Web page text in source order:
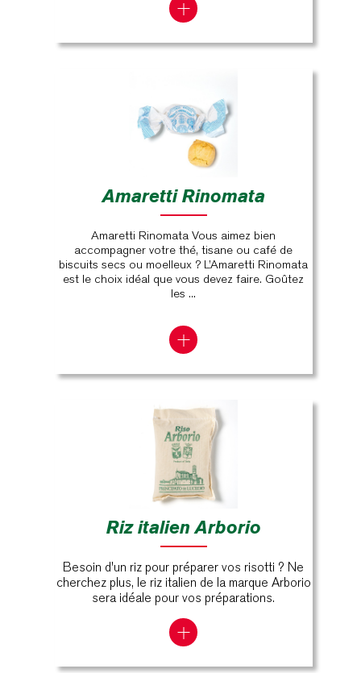
Amaretti Rinomata
Amaretti Rinomata Vous aimez bien
accompagner votre thé, tisane ou café de
biscuits secs ou moelleux ? L’Amaretti Rinomata
est le choix idéal que vous devez faire. Goûtez
les ...
Riz italien Arborio
Besoin d'un riz pour préparer vos risotti ? Ne
cherchez plus, le riz italien de la marque Arborio
sera idéale pour vos préparations.